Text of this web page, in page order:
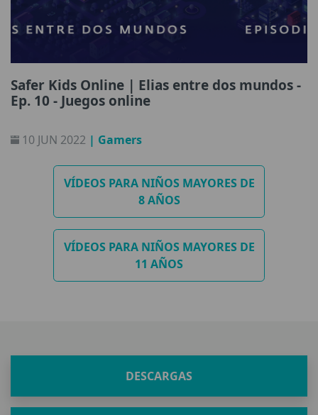
Safer Kids Online | Elias entre dos mundos -
Ep. 10 - Juegos online
10 JUN 2022 | Gamers
VÍDEOS PARA NIÑOS MAYORES DE
8 AÑOS
VÍDEOS PARA NIÑOS MAYORES DE
11 AÑOS
DESCARGAS